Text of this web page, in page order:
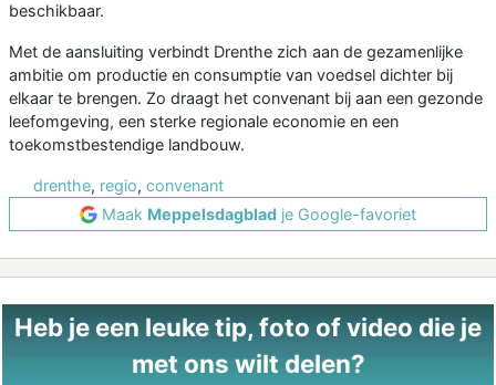
beschikbaar.
Met de aansluiting verbindt Drenthe zich aan de gezamenlijke
ambitie om productie en consumptie van voedsel dichter bij
elkaar te brengen. Zo draagt het convenant bij aan een gezonde
leefomgeving, een sterke regionale economie en een
toekomstbestendige landbouw.
drenthe, regio, convenant
Maak Meppelsdagblad je Google-favoriet
Heb je een leuke tip, foto of video die je
met ons wilt delen?